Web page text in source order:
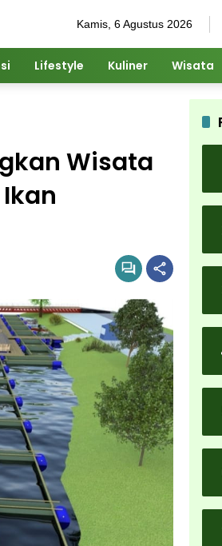
Kamis, 6 Agustus 2026
Lifestyle Kuliner Wisata
Wisata